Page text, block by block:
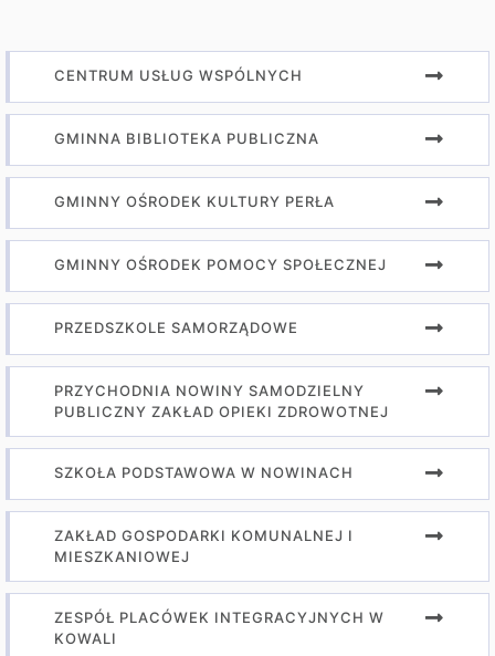
CENTRUM USŁUG WSPÓLNYCH
GMINNA BIBLIOTEKA PUBLICZNA
GMINNY OŚRODEK KULTURY PERŁA
GMINNY OŚRODEK POMOCY SPOŁECZNEJ
PRZEDSZKOLE SAMORZĄDOWE
PRZYCHODNIA NOWINY SAMODZIELNY
PUBLICZNY ZAKŁAD OPIEKI ZDROWOTNEJ
SZKOŁA PODSTAWOWA W NOWINACH
ZAKŁAD GOSPODARKI KOMUNALNEJ I
MIESZKANIOWEJ
ZESPÓŁ PLACÓWEK INTEGRACYJNYCH W
KOWALI